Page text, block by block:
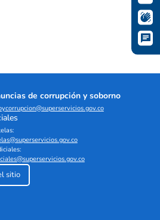
de corrupción y soborno
sitio